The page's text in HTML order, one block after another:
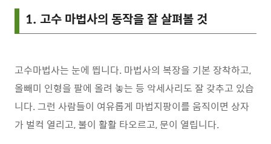
1. 고수 마법사의 동작을 잘 살펴볼 것
고수마법사는 눈에 띕니다. 마법사의 복장을 기본 장착하고,
올빼미 인형을 팔에 올려 놓는 등 악세사리도 잘 갖추고 있습
니다. 그런 사람들이 여유롭게 마법지팡이를 움직이면 상자
가 벌컥 열리고, 불이 활활 타오르고, 문이 열립니다.